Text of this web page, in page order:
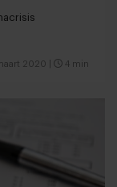
2020 4 min